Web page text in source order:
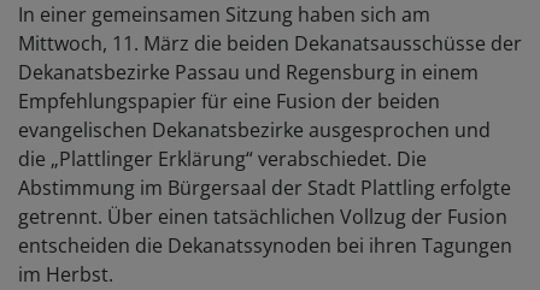
In einer gemeinsamen Sitzung haben sich am
Mittwoch, 11. März die beiden Dekanatsausschüsse der
Dekanatsbezirke Passau und Regensburg in einem
Empfehlungspapier für eine Fusion der beiden
evangelischen Dekanatsbezirke ausgesprochen und
die „Plattlinger Erklärung“ verabschiedet. Die
Abstimmung im Bürgersaal der Stadt Plattling erfolgte
getrennt. Über einen tatsächlichen Vollzug der Fusion
entscheiden die Dekanatssynoden bei ihren Tagungen
im Herbst.